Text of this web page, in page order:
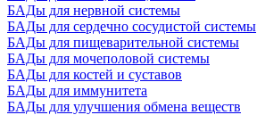
БАДы для нервной системы
БАДы для сердечно сосудистой системы
БАДы для пищеварительной системы
БАДы для мочеполовой системы
БАДы для костей и суставов
БАДы для иммунитета
БАДы для улучшения обмена веществ